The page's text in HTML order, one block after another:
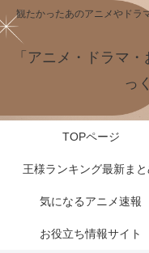
観たかったあのアニメやドラ
「アニメ・ドラマ
っ
TOPページ
王様ランキング最新まと
気になるアニメ速報
お役立ち情報サイト